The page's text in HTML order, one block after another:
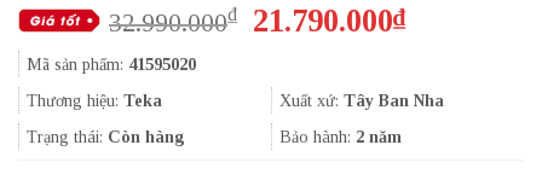
32.990.000₫
Giá
32.990.000₫.
21.790.000₫Giá
là:
Mã sản phẩm: 41595020
Thương hiệu: Teka Xuất xứ: Tây Ban Nha
Trạng thái: Còn hàng Bảo hành: 2 năm